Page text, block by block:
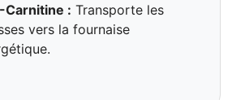
Carnitine : Transporte les
vers la fournaise